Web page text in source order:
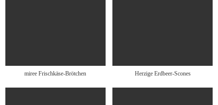
miree Frischkäse-Brötchen Herzige Erdbeer-Scones